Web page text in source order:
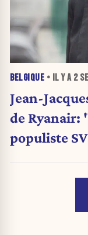
BELGIQUE • IL Y A 2
Jean-
de Ryanair: "Pas de polémique
populiste